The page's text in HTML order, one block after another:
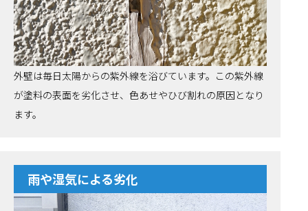
外壁は毎日太陽からの紫外線を浴びています。この紫外線
が塗料の表面を劣化させ、色あせやひび割れの原因となり
ます。
雨や湿気による劣化